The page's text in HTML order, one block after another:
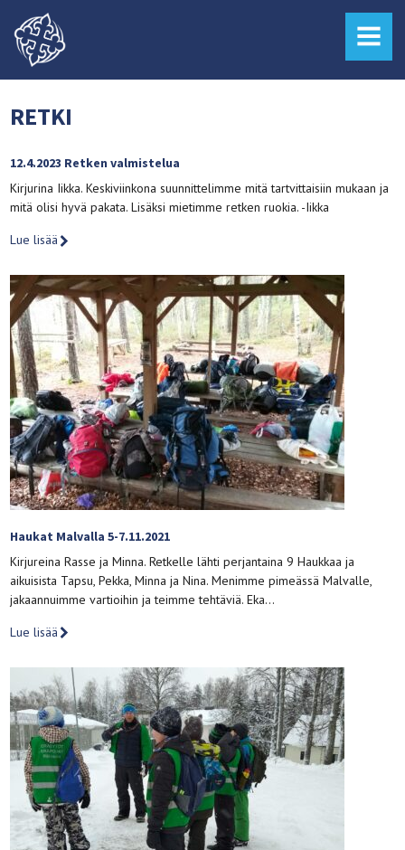
MENU
RETKI
12.4.2023 Retken valmistelua
Kirjurina Iikka. Keskiviinkona suunnittelimme mitä tartvittaisiin mukaan ja
mitä olisi hyvä pakata. Lisäksi mietimme retken ruokia. -Iikka
Lue lisää
Haukat Malvalla 5-7.11.2021
Kirjureina Rasse ja Minna. Retkelle lähti perjantaina 9 Haukkaa ja
aikuisista Tapsu, Pekka, Minna ja Nina. Menimme pimeässä Malvalle,
jakaannuimme vartioihin ja teimme tehtäviä. Eka…
Lue lisää